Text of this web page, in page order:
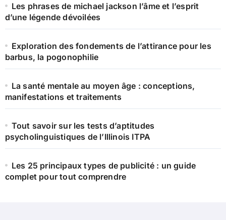
Les phrases de michael jackson l’âme et l’esprit
d’une légende dévoilées
Exploration des fondements de l’attirance pour les
barbus, la pogonophilie
La santé mentale au moyen âge : conceptions,
manifestations et traitements
Tout savoir sur les tests d’aptitudes
psycholinguistiques de l’Illinois ITPA
Les 25 principaux types de publicité : un guide
complet pour tout comprendre